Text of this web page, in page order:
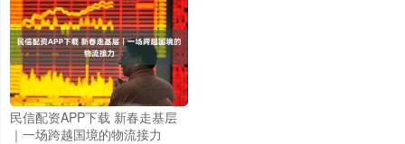
民信配资APP下载 新春走基层
｜一场跨越国境的物流接力